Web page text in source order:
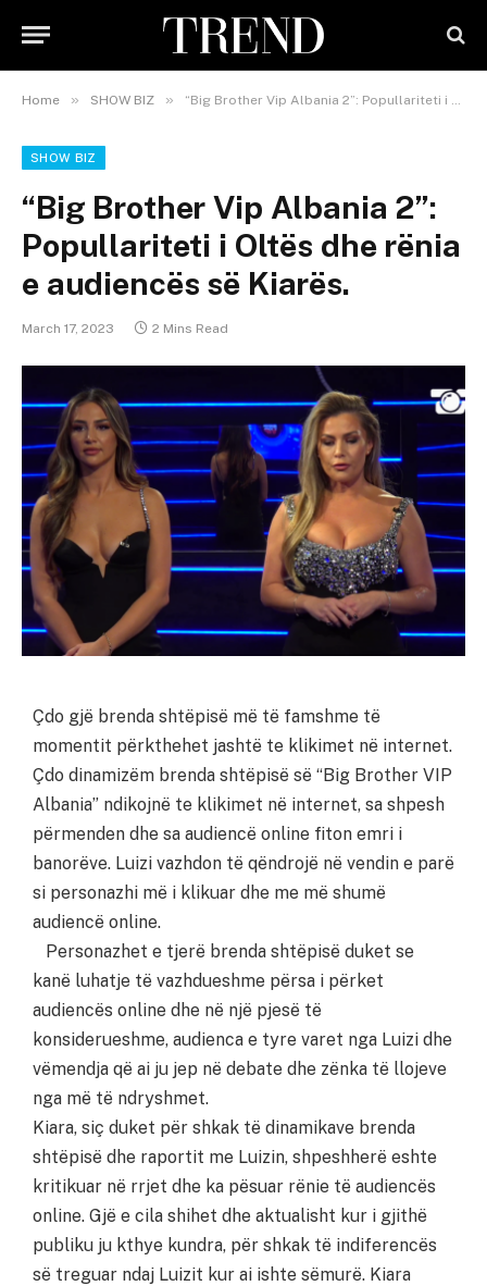
Home » SHOW BIZ » “Big Brother Vip Albania 2”: Popullariteti i Oltës dhe rënia e audiencës së Kiarës.
SHOW BIZ
“Big Brother Vip Albania 2”:
Popullariteti i Oltës dhe rënia
e audiencës së Kiarës.
March 17, 2023 2 Mins Read
Çdo gjë brenda shtëpisë më të famshme të
momentit përkthehet jashtë te klikimet në internet.
Çdo dinamizëm brenda shtëpisë së “Big Brother VIP
Albania” ndikojnë te klikimet në internet, sa shpesh
përmenden dhe sa audiencë online fiton emri i
banorëve. Luizi vazhdon të qëndrojë në vendin e parë
si personazhi më i klikuar dhe me më shumë
audiencë online.
Personazhet e tjerë brenda shtëpisë duket se
kanë luhatje të vazhdueshme përsa i përket
audiencës online dhe në një pjesë të
konsiderueshme, audienca e tyre varet nga Luizi dhe
vëmendja që ai ju jep në debate dhe zënka të llojeve
nga më të ndryshmet.
Kiara, siç duket për shkak të dinamikave brenda
shtëpisë dhe raportit me Luizin, shpeshherë eshte
kritikuar në rrjet dhe ka pësuar rënie të audiencës
online. Gjë e cila shihet dhe aktualisht kur i gjithë
publiku ju kthye kundra, për shkak të indiferencës
së treguar ndaj Luizit kur ai ishte sëmurë. Kiara